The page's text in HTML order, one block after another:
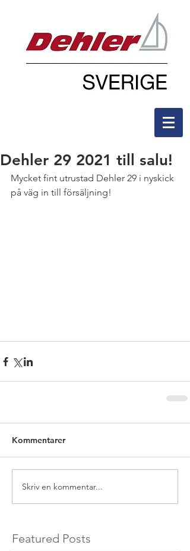
Dehler 29 2021 till salu!
Mycket fint utrustad Dehler 29 i nyskick
på väg in till försäljning!
Kommentarer
Skriv en kommentar...
Featured Posts